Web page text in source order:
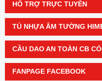
HỔ TRỢ TRỰC TUYẾN
TỦ NHỰA ÂM TƯỜNG
CẦU DAO AN TOÀN CB
FANPAGE FACEBOOK